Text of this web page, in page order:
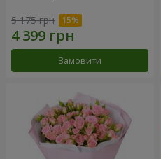
5 175 грн
Замовити